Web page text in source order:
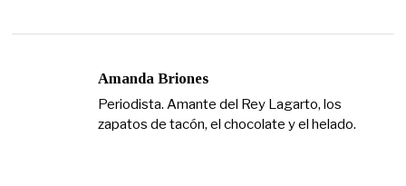
Amanda Briones
Periodista. Amante del Rey Lagarto, los
zapatos de tacón, el chocolate y el helado.